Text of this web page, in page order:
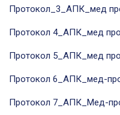
Протокол_3_АПК_мед
Протокол 4_АПК_мед
Протокол 5_АПК_мед
Протокол 6_АПК_мед-
Протокол 7_АПК_Мед-